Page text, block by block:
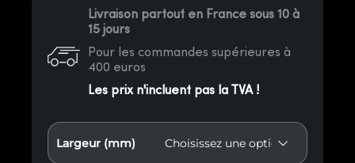
Livraison partout en France sous 10 à
15 jours
Pour les commandes supérieures à
400 euros
Les prix n'incluent pas la TVA !
Largeur (mm)